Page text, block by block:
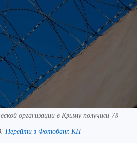
организации в Крыму получили 78
Перейти в Фотобанк КП